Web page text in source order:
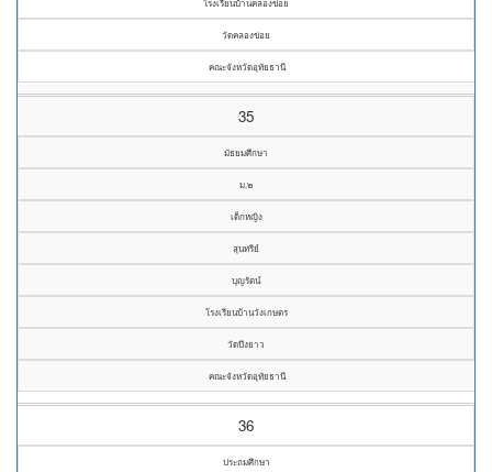
โรงเรียนบ้านคลองข่อย
วัดคลองข่อย
คณะจังหวัดอุทัยธานี
35
มัธยมศึกษา
ม.๒
เด็กหญิง
สุนทรีย์
บุญรัตน์
โรงเรียนบ้านวังเกษตร
วัดบึงยาว
คณะจังหวัดอุทัยธานี
36
ประถมศึกษา